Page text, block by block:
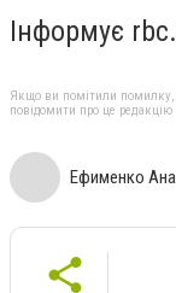
Інформує
Якщо ви помітили помилку,
повідомити про це редакцію
Ефименко